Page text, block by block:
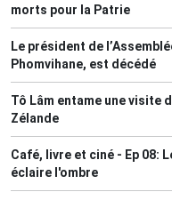
morts pour la Patrie
Le président de
Phomvihane, est décédé
Tô Lâm entame une visite
Zélande
Café, livre et ciné - Ep 08:
éclaire l'ombre